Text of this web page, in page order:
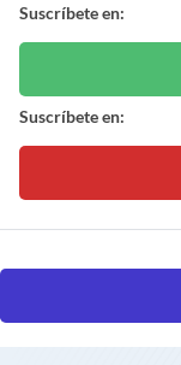
Suscríbete en:
Suscríbete en: